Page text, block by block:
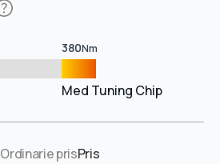
380Nm
Med Tuning Chip
Ordinarie prisPris